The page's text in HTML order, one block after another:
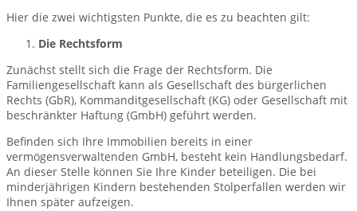
Hier die zwei wichtigsten Punkte, die es zu beachten gilt:
Die Rechtsform
Zunächst stellt sich die Frage der Rechtsform. Die
Familiengesellschaft kann als Gesellschaft des bürgerlichen
Rechts (GbR), Kommanditgesellschaft (KG) oder Gesellschaft mit
beschränkter Haftung (GmbH) geführt werden.
Befinden sich Ihre Immobilien bereits in einer
vermögensverwaltenden GmbH, besteht kein Handlungsbedarf.
An dieser Stelle können Sie Ihre Kinder beteiligen. Die bei
minderjährigen Kindern bestehenden Stolperfallen werden wir
Ihnen später aufzeigen.